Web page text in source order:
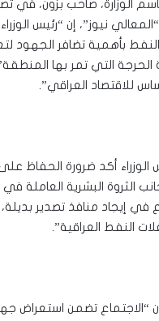
الوزارة، صاحب بزون، في
نيوز”، إن “رئيس
النفط بأهمية تضافر الجهود
التي تمر بها المنطقة”،
للاقتصاد العراقي”.
الوزراء أكد ضرورة الحفاظ
الثروة البشرية العاملة
في إيجاد منافذ تصدير
النفط العراقية”.
“الاجتماع تضمن استعراض